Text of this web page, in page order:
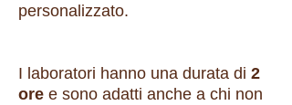
personalizzato.
I laboratori hanno una durata di 2
ore e sono adatti anche a chi non